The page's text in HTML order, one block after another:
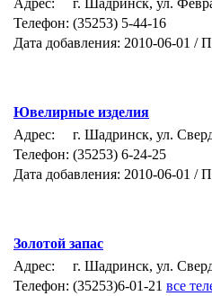
Телефон: (35253) 5-44-16
Дата добавления: 2010-06-01 /
Ювелирные изделия
Адрес:
г. Шадринск, ул.
Телефон: (35253) 6-24-25
Дата добавления: 2010-06-01 /
Золотой запас
Адрес:
г. Шадринск, ул.
Телефон: (35253)6-01-21 все